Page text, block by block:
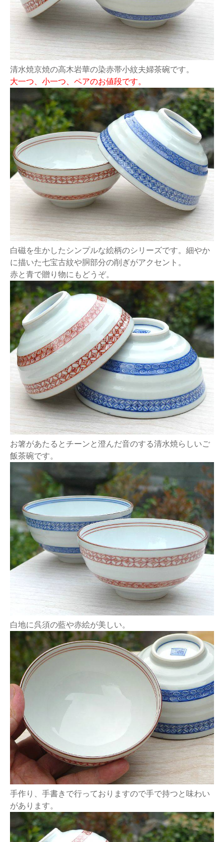
清水焼京焼の高木岩華の染赤帯小紋夫婦茶碗です。
大一つ、小一つ、ペアのお値段です。
白磁を生かしたシンプルな絵柄のシリーズです。細やか
に描いた七宝古紋や胴部分の削ぎがアクセント。
赤と青で贈り物にもどうぞ。
お箸があたるとチーンと澄んだ音のする清水焼らしいご
飯茶碗です。
白地に呉須の藍や赤絵が美しい。
手作り、手書きで行っておりますので手で持つと味わい
があります。